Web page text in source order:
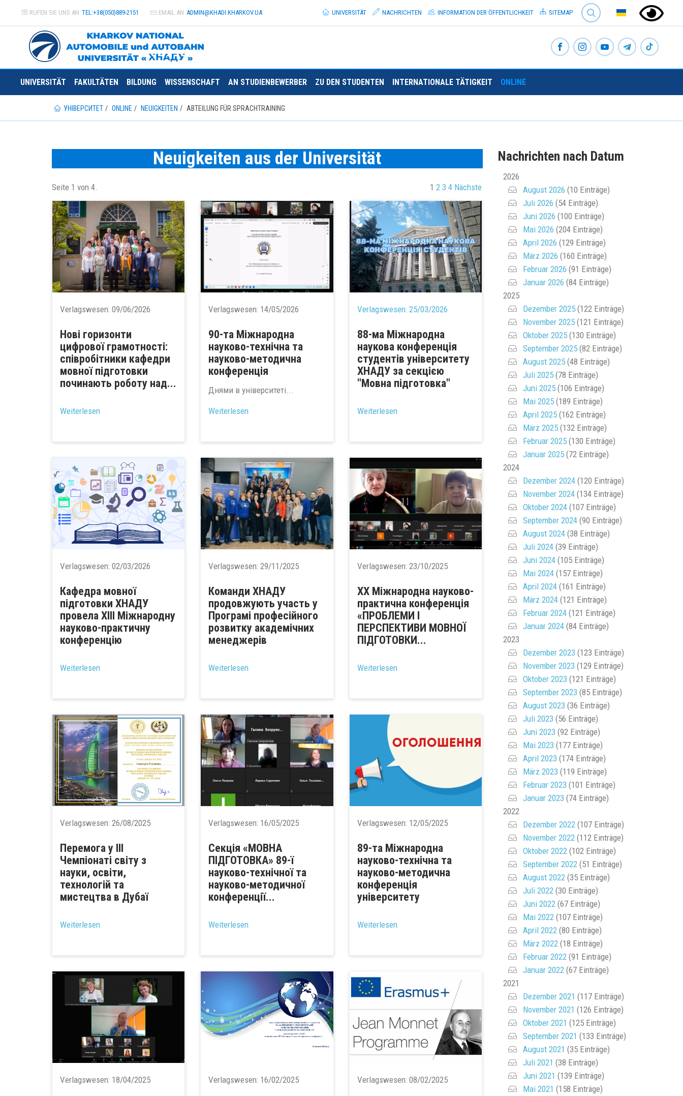
RUFEN SIE UNS AN TEL:+38(050)889-2151 EMAIL AN ADMIN@KHADI.KHARKOV.UA
SEARCH
UNIVERSITÄT
NACHRICHTEN INFORMATION DER ÖFFENTLICHKEIT SITEMAP
UNIVERSITÄT FAKULTÄTEN BILDUNG WISSENSCHAFT AN STUDIENBEWERBER ZU DEN STUDENTEN INTERNATIONALE TÄTIGKEIT ONLINE
УНІВЕРСИТЕТ ONLINE NEUIGKEITEN ABTEILUNG FÜR SPRACHTRAINING
Neuigkeiten aus der Universität
Seite 1 von 4. 1 2 3 4 Nächste
Verlagswesen: 09/06/2026
Нові горизонти
цифрової грамотності:
співробітники кафедри
мовної підготовки
починають роботу над...
Weiterlesen
Verlagswesen: 14/05/2026
90-та Міжнародна
науково-технічна та
науково-методична
конференція
Днями в університеті...
Weiterlesen
Verlagswesen: 25/03/2026
88-ма Міжнародна
наукова конференція
студентів університету
ХНАДУ за секцією
"Мовна підготовка"
Weiterlesen
Verlagswesen: 02/03/2026
Кафедра мовної
підготовки ХНАДУ
провела ХІІІ Міжнародну
науково-практичну
конференцію
Weiterlesen
Verlagswesen:29/11/2025
Команди ХНАДУ
продовжують участь у
Програмі професійного
розвитку академічних
менеджерів
Weiterlesen
Verlagswesen: 23/10/2025
ХХ Міжнародна науково-
практична конференція
«ПРОБЛЕМИ І
ПЕРСПЕКТИВИ МОВНОЇ
ПІДГОТОВКИ...
Weiterlesen
Verlagswesen: 26/08/2025
Перемога у III
Чемпіонаті світу з
науки, освіти,
технологій та
мистецтва в Дубаї
Weiterlesen
Verlagswesen: 16/05/2025
Секція «МОВНА
ПІДГОТОВКА» 89-ї
науково-технічної та
науково-методичної
конференції...
Weiterlesen
Verlagswesen: 12/05/2025
89-та Міжнародна
науково-технічна та
науково-методична
конференція
університету
Weiterlesen
Verlagswesen: 18/04/2025 Verlagswesen: 16/02/2025 Verlagswesen: 08/02/2025
Nachrichten nach Datum
2026
August 2026 (10 Einträge)
Juli 2026 (54 Einträge)
Juni 2026 (100 Einträge)
Mai 2026 (204 Einträge)
April 2026 (129 Einträge)
März 2026 (160 Einträge)
Februar 2026 (91 Einträge)
Januar 2026 (84 Einträge)
2025
Dezember 2025(122 Einträge)
November 2025(121 Einträge)
Oktober 2025(130 Einträge)
September 2025(82 Einträge)
August 2025(48 Einträge)
Juli 2025(78 Einträge)
Juni 2025(106 Einträge)
Mai 2025(189 Einträge)
April 2025(162 Einträge)
März 2025(132 Einträge)
Februar 2025(130 Einträge)
Januar 2025(72 Einträge)
2024
Dezember 2024(120 Einträge)
November 2024(134 Einträge)
Oktober 2024(107 Einträge)
September 2024(90 Einträge)
August 2024(38 Einträge)
Juli 2024(39 Einträge)
Juni 2024(105 Einträge)
Mai 2024(157 Einträge)
April 2024(161 Einträge)
März 2024(121 Einträge)
Februar 2024(121 Einträge)
Januar 2024(84 Einträge)
2023
Dezember 2023 (123 Einträge)
November 2023 (129 Einträge)
Oktober 2023 (121 Einträge)
September 2023 (85 Einträge)
August 2023 (36 Einträge)
Juli 2023 (56 Einträge)
Juni 2023 (92 Einträge)
Mai 2023 (177 Einträge)
April 2023 (174 Einträge)
März 2023 (119 Einträge)
Februar 2023 (101 Einträge)
Januar 2023 (74 Einträge)
2022
Dezember 2022(107 Einträge)
November 2022(112 Einträge)
Oktober 2022(102 Einträge)
September 2022(51 Einträge)
August 2022(35 Einträge)
Juli 2022(30 Einträge)
Juni 2022(67 Einträge)
Mai 2022(107 Einträge)
April 2022(80 Einträge)
März 2022(18 Einträge)
Februar 2022(91 Einträge)
Januar 2022(67 Einträge)
2021
Dezember 2021 (117 Einträge)
November 2021 (126 Einträge)
Oktober 2021 (125 Einträge)
September 2021 (133 Einträge)
August 2021 (35 Einträge)
Juli 2021 (38 Einträge)
Juni 2021 (139 Einträge)
Mai 2021 (158 Einträge)